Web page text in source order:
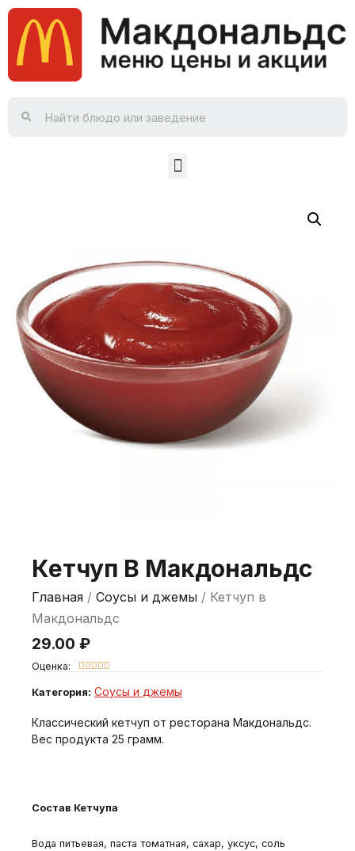
Кетчуп В Макдональдс
Главная / Соусы и джемы / Кетчуп в
Макдональдс
29.00 ₽
Оценка: 
Категория: Соусы и джемы
Классический кетчуп от ресторана Макдональдс.
Вес продукта 25 грамм.
Состав Кетчупа
Вода питьевая, паста томатная, сахар, уксус, соль